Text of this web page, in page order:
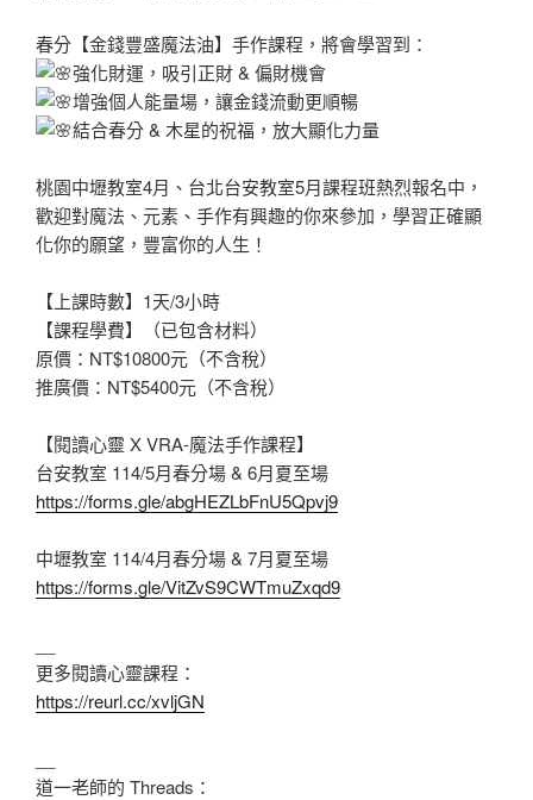
春分【金錢豐盛魔法油】手作課程，將會學習到：
強化財運，吸引正財 & 偏財機會
增強個人能量場，讓金錢流動更順暢
結合春分 & 木星的祝福，放大顯化力量
桃園中壢教室4月、台北台安教室5月課程班熱烈報名中，
歡迎對魔法、元素、手作有興趣的你來參加，學習正確顯
化你的願望，豐富你的人生！
【上課時數】1天/3小時
【課程學費】（已包含材料）
原價：NT$10800元（不含稅）
推廣價：NT$5400元（不含稅）
【閱讀心靈 X VRA-魔法手作課程】
台安教室 114/5月春分場 & 6月夏至場
https://forms.gle/abgHEZLbFnU5Qpvj9
中壢教室 114/4月春分場 & 7月夏至場
https://forms.gle/VitZvS9CWTmuZxqd9
更多閱讀心靈課程：
https://reurl.cc/xvljGN
道一老師的 Threads：